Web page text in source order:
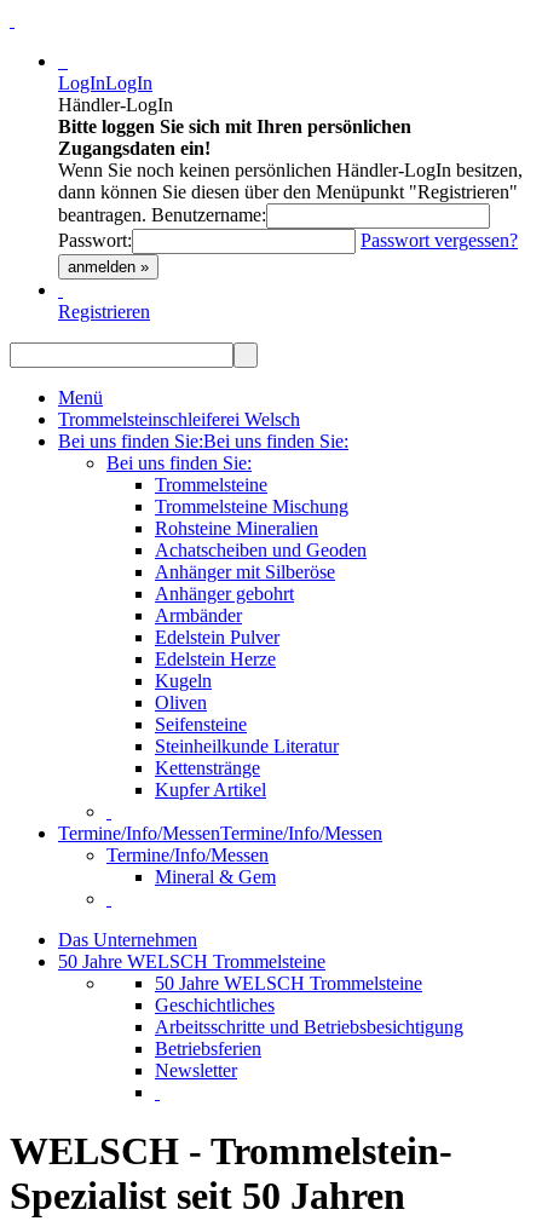
LogInLogIn
Händler-LogIn
Bitte loggen Sie sich mit Ihren persönlichen
Zugangsdaten ein!
Wenn Sie noch keinen persönlichen Händler-LogIn besitzen,
dann können Sie diesen über den Menüpunkt "Registrieren"
beantragen. Benutzername:
Passwort:
Passwort vergessen?
anmelden »
Registrieren
Menü
Trommelsteinschleiferei Welsch
Bei uns finden Sie:Bei uns finden Sie:
Bei uns finden Sie:
Trommelsteine
Trommelsteine Mischung
Rohsteine Mineralien
Achatscheiben und Geoden
Anhänger mit Silberöse
Anhänger gebohrt
Armbänder
Edelstein Pulver
Edelstein Herze
Kugeln
Oliven
Seifensteine
Steinheilkunde Literatur
Kettenstränge
Kupfer Artikel
Termine/Info/MessenTermine/Info/Messen
Termine/Info/Messen
Mineral & Gem
Das Unternehmen
50 Jahre WELSCH Trommelsteine
50 Jahre WELSCH Trommelsteine
Geschichtliches
Arbeitsschritte und Betriebsbesichtigung
Betriebsferien
Newsletter
WELSCH - Trommelstein-
Spezialist seit 50 Jahren